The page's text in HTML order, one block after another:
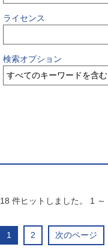
ライセンス
検索オプション
18 件ヒットしました。 1 ～
1 2 次のページ